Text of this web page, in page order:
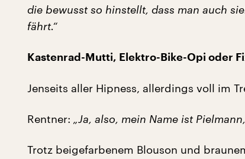
die bewusst so hinstellt, dass man auch
fährt.“
Kastenrad-Mutti, Elektro-Bike-Opi oder
Jenseits aller Hipness, allerdings voll im
Rentner: „Ja, also, mein Name ist
Trotz beigefarbenem Blouson und